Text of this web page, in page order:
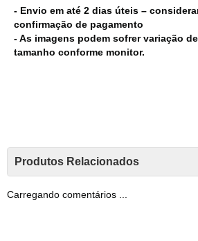
- Envio em até 2 dias úteis –
confirmação de pagamento
- As imagens podem sofrer variação
tamanho conforme monitor.
Produtos Relacionados
Carregando comentários ...